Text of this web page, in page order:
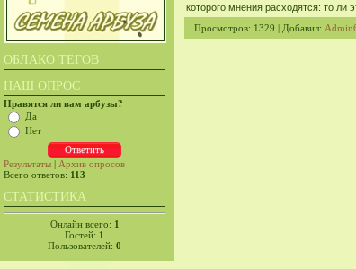
ОБЛАКО ТЕГОВ
НАШ ОПРОС
Нравятся ли вам арбузы?
Да
Нет
Результаты | Архив опросов
Всего ответов: 113
СТАТИСТИКА
Онлайн всего: 1
Гостей: 1
Пользователей: 0
которого мнения расходятся: то ли
Просмотров: 1329 | Добавил: